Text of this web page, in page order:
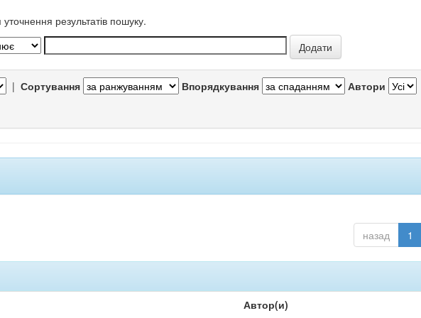
результатів пошуку.
| Сортування Впорядкування Автори
назад 1
Автор(и)